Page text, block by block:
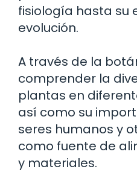
fisiología hasta su
evolución.
A través de la
comprender la
plantas en
así como su
seres humanos y
como fuente de
y materiales.